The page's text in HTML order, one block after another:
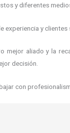
y diferentes
experiencia y clientes
mejor aliado y la
decisión.
con